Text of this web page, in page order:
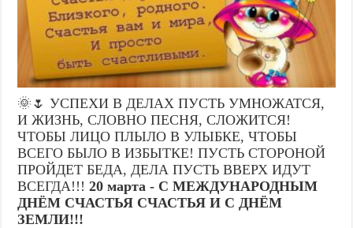
🌞🌷 УСПЕХИ В ДЕЛАХ ПУСТЬ УМНОЖАТСЯ,
И ЖИЗНЬ, СЛОВНО ПЕСНЯ, СЛОЖИТСЯ!
ЧТОБЫ ЛИЦО ПЛЫЛО В УЛЫБКЕ, ЧТОБЫ
ВСЕГО БЫЛО В ИЗБЫТКЕ! ПУСТЬ СТОРОНОЙ
ПРОЙДЕТ БЕДА, ДЕЛА ПУСТЬ ВВЕРХ ИДУТ
ВСЕГДА!!!20 марта - С МЕЖДУНАРОДНЫМ
ДНЁМ СЧАСТЬЯ СЧАСТЬЯ И С ДНЁМ
ЗЕМЛИ!!!